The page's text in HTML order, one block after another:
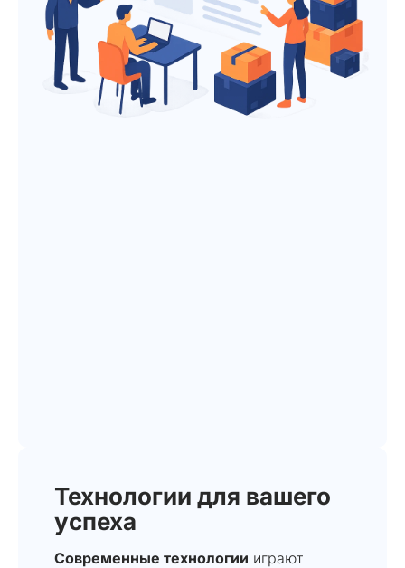
Технологии для вашего
успеха
Современные технологии играют